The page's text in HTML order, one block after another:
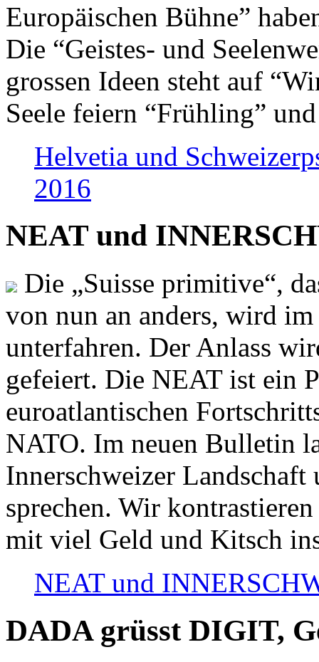
Europäischen Bühne”
Die “Geistes- und
grossen Ideen steht auf
Seele feiern “Frühling”
Helvetia und
2016
NEAT und
Die „Suisse primitive“,
von nun an anders, wird
unterfahren. Der Anlass
gefeiert. Die NEAT ist ein
euroatlantischen
NATO. Im neuen Bulletin
Innerschweizer
sprechen. Wir
mit viel Geld und Kitsch
NEAT und
DADA grüsst DIGIT,